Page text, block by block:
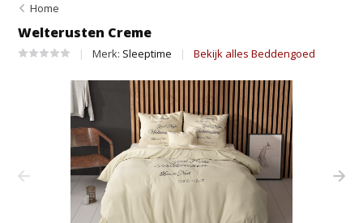
Home
Welterusten Creme
Merk: Sleeptime Bekijk alles Beddengoed